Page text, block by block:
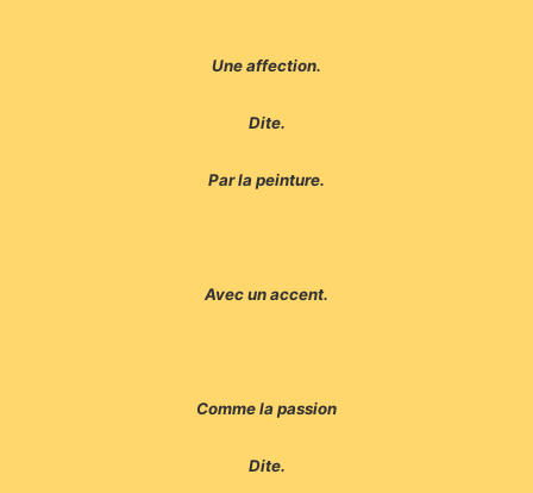
Une affection.
Dite.
Par la peinture.
Avec un accent.
Comme la passion
Dite.